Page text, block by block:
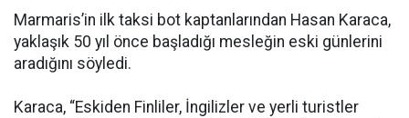
Marmaris’in ilk taksi bot kaptanlarından Hasan Karaca,
yaklaşık 50 yıl önce başladığı mesleğin eski günlerini
aradığını söyledi.
Karaca, “Eskiden Finliler, İngilizler ve yerli turistler